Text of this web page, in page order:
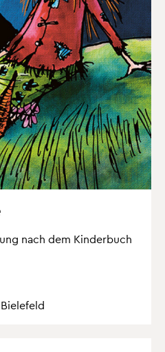
nach dem Kin­der­buch